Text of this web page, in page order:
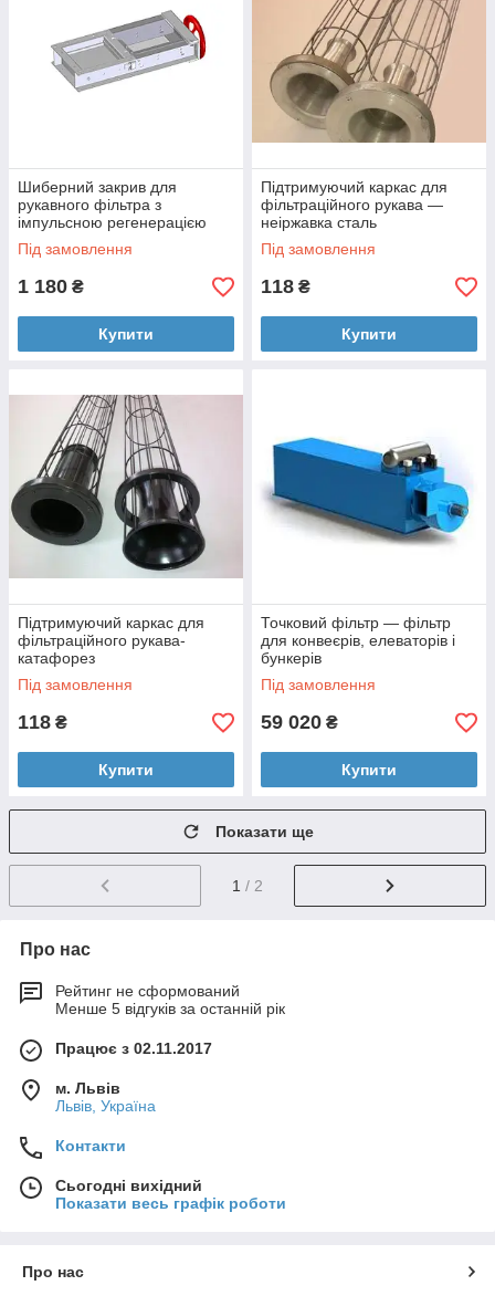
Шиберний закрив для
рукавного фільтра з
імпульсною регенерацією
Під замовлення
1 180 ₴
Купити
Підтримуючий каркас для
фільтраційного рукава —
неіржавка сталь
Під замовлення
118 ₴
Купити
Підтримуючий каркас для
фільтраційного рукава-
катафорез
Під замовлення
118 ₴
Купити
Точковий фільтр — фільтр
для конвеєрів, елеваторів і
бункерів
Під замовлення
59 020 ₴
Купити
Показати ще
1 / 2
Про нас
Рейтинг не сформований
Менше 5 відгуків за останній рік
Працює з 02.11.2017
м. Львів
Львів, Україна
Контакти
Сьогодні вихідний
Показати весь графік роботи
Про нас